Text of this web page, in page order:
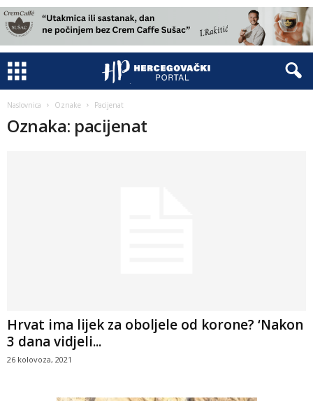
Naslovnica Oznake Pacijenat
Oznaka: pacijenat
Hrvat ima lijek za oboljele od korone? ‘Nakon
3 dana vidjeli...
26 kolovoza, 2021